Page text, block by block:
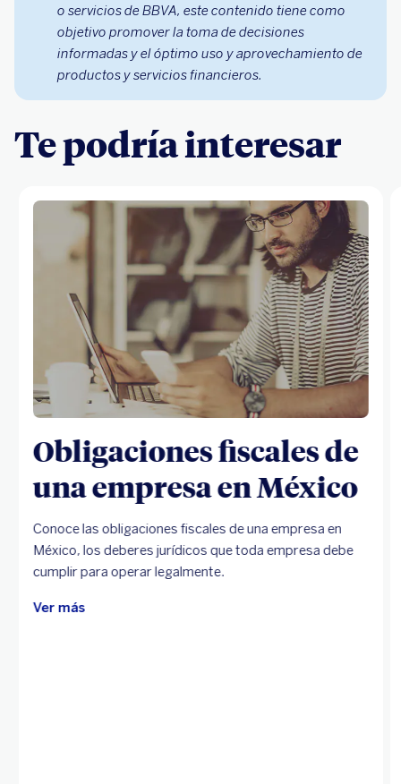
o servicios de BBVA, este contenido tiene como
objetivo promover la toma de decisiones
informadas y el óptimo uso y aprovechamiento de
productos y servicios financieros.
Te podría interesar
Obligaciones fiscales de
una empresa en México
Conoce las obligaciones fiscales de una empresa en
México, los deberes jurídicos que toda empresa debe
cumplir para operar legalmente.
Ver más